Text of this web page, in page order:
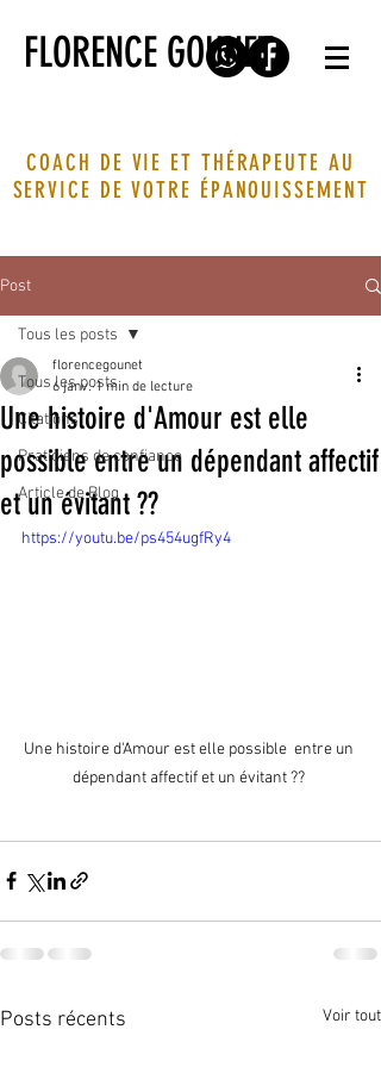
FLORENCE GOUNET
COACH DE VIE ET THÉRAPEUTE AU
SERVICE DE VOTRE ÉPANOUISSEMENT
Post
Tous les posts
Citations
Praticiens de confiance
Article de Blog
Tous les posts
Une histoire d'Amour est elle
possible entre un dépendant affectif
et un évitant ??
florencegounet
6 janv. 1 min de lecture
https://youtu.be/ps454ugfRy4
Une histoire d'Amour est elle possible  entre un
dépendant affectif et un évitant ??
Posts récents Voir tout